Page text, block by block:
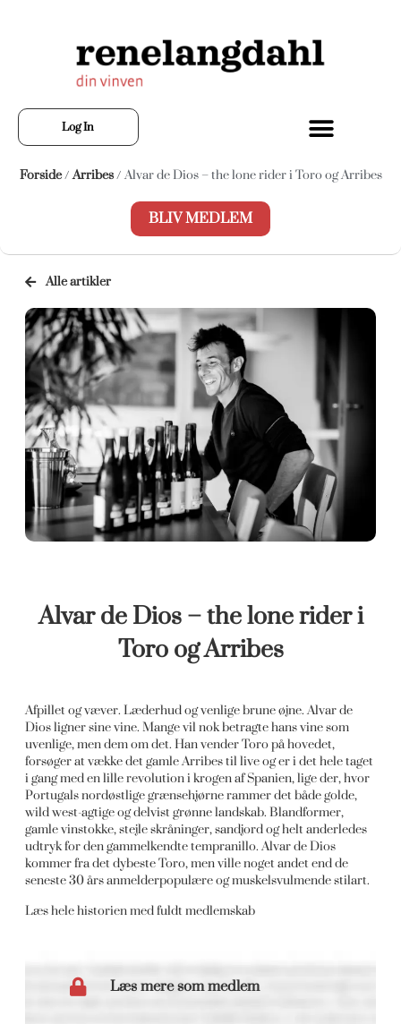
Log In
Forside/Arribes/ Alvar de Dios – the lone rider i Toro og Arribes
BLIV MEDLEM
Alle artikler
Alvar de Dios – the lone rider i
Toro og Arribes
Afpillet og væver. Læderhud og venlige brune øjne. Alvar de
Dios ligner sine vine. Mange vil nok betragte hans vine som
uvenlige, men dem om det. Han vender Toro på hovedet,
forsøger at vække det gamle Arribes til live og er i det hele taget
i gang med en lille revolution i krogen af Spanien, lige der, hvor
Portugals nordøstlige grænsehjørne rammer det både golde,
wild west-agtige og delvist grønne landskab. Blandformer,
gamle vinstokke, stejle skråninger, sandjord og helt anderledes
udtryk for den gammelkendte tempranillo. Alvar de Dios
kommer fra det dybeste Toro, men ville noget andet end de
seneste 30 års anmelderpopulære og muskelsvulmende stilart.
Læs hele historien med fuldt medlemskab
Læs mere som medlem